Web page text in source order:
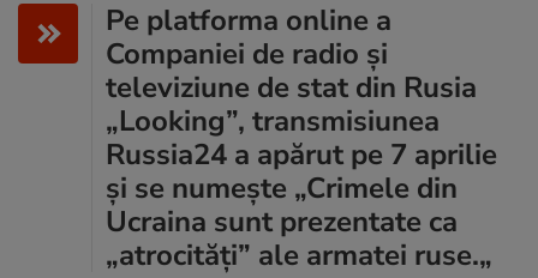
Pe platforma online a
Companiei de radio și
televiziune de stat din Rusia
„Looking”, transmisiunea
Russia24 a apărut pe 7 aprilie
și se numește „Crimele din
Ucraina sunt prezentate ca
„atrocități” ale armatei ruse.„